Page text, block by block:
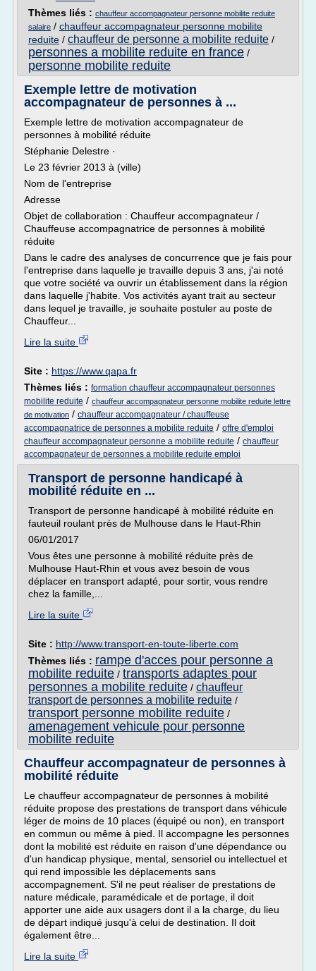
Thèmes liés : chauffeur accompagnateur personne mobilite reduite
salaire / chauffeur accompagnateur personne mobilite
reduite / chauffeur de personne a mobilite reduite /
personnes a mobilite reduite en france /
personne mobilite reduite
Exemple lettre de motivation
accompagnateur de personnes à ...
Exemple lettre de motivation accompagnateur de
personnes à mobilité réduite
Stéphanie Delestre ·
Le 23 février 2013 à (ville)
Nom de l'entreprise
Adresse
Objet de collaboration : Chauffeur accompagnateur /
Chauffeuse accompagnatrice de personnes à mobilité
réduite
Dans le cadre des analyses de concurrence que je fais pour
l'entreprise dans laquelle je travaille depuis 3 ans, j'ai noté
que votre société va ouvrir un établissement dans la région
dans laquelle j'habite. Vos activités ayant trait au secteur
dans lequel je travaille, je souhaite postuler au poste de
Chauffeur...
Lire la suite
Site : https://www.qapa.fr
Thèmes liés : formation chauffeur accompagnateur personnes
mobilite reduite / chauffeur accompagnateur personne mobilite reduite lettre
de motivation / chauffeur accompagnateur / chauffeuse
accompagnatrice de personnes a mobilite reduite / offre d'emploi
chauffeur accompagnateur personne a mobilite reduite / chauffeur
accompagnateur de personnes a mobilite reduite emploi
Transport de personne handicapé à
mobilité réduite en ...
Transport de personne handicapé à mobilité réduite en
fauteuil roulant près de Mulhouse dans le Haut-Rhin
06/01/2017
Vous êtes une personne à mobilité réduite près de
Mulhouse Haut-Rhin et vous avez besoin de vous
déplacer en transport adapté, pour sortir, vous rendre
chez la famille,...
Lire la suite
Site : http://www.transport-en-toute-liberte.com
Thèmes liés : rampe d'acces pour personne a
mobilite reduite / transports adaptes pour
personnes a mobilite reduite / chauffeur
transport de personnes a mobilite reduite /
transport personne mobilite reduite /
amenagement vehicule pour personne
mobilite reduite
Chauffeur accompagnateur de personnes à
mobilité réduite
Le chauffeur accompagnateur de personnes à mobilité
réduite propose des prestations de transport dans véhicule
léger de moins de 10 places (équipé ou non), en transport
en commun ou même à pied. Il accompagne les personnes
dont la mobilité est réduite en raison d'une dépendance ou
d'un handicap physique, mental, sensoriel ou intellectuel et
qui rend impossible les déplacements sans
accompagnement. S'il ne peut réaliser de prestations de
nature médicale, paramédicale et de portage, il doit
apporter une aide aux usagers dont il a la charge, du lieu
de départ indiqué jusqu'à celui de destination. Il doit
également être...
Lire la suite